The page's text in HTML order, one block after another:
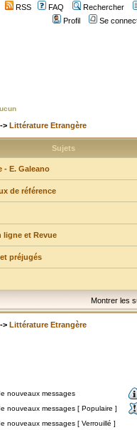
RSS FAQ
Rechercher
Profil
Se
-> Littérature Etrangère
Sujets
- E. Galeano
de référence
ligne et Revue
préjugés
Montrer les
-> Littérature Etrangère
nouveaux messages
nouveaux messages [ Populaire ]
nouveaux messages [ Verrouillé ]